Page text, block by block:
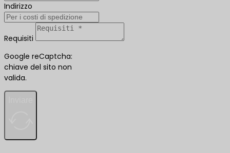
Indirizzo
Requisiti
Google reCaptcha:
chiave del sito non
valida.